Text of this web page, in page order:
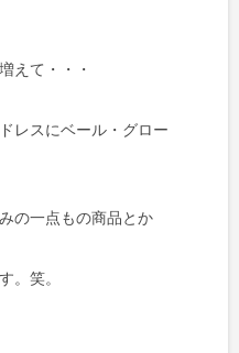
えて・・・
レスにベール・グロー
の一点もの商品とか
。笑。